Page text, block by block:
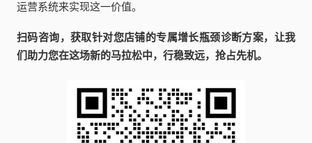
运营系统来实现这一价值。
扫码咨询，获取针对您店铺的专属增长瓶颈诊断方案，让我
们助力您在这场新的马拉松中，行稳致远，抢占先机。